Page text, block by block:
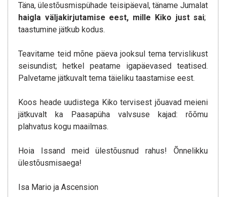
Täna, ülestõusmispühade teisipäeval, täname Jumalat
haigla väljakirjutamise eest, mille Kiko just sai;
taastumine jätkub kodus.
Teavitame teid mõne päeva jooksul tema tervislikust
seisundist; hetkel peatame igapäevased teatised.
Palvetame jätkuvalt tema täieliku taastamise eest.
Koos heade uudistega Kiko tervisest jõuavad meieni
jätkuvalt ka Paasapüha valvsuse kajad: rõõmu
plahvatus kogu maailmas.
Hoia Issand meid ülestõusnud rahus! Õnnelikku
ülestõusmisaega!
Isa Mario ja Ascension